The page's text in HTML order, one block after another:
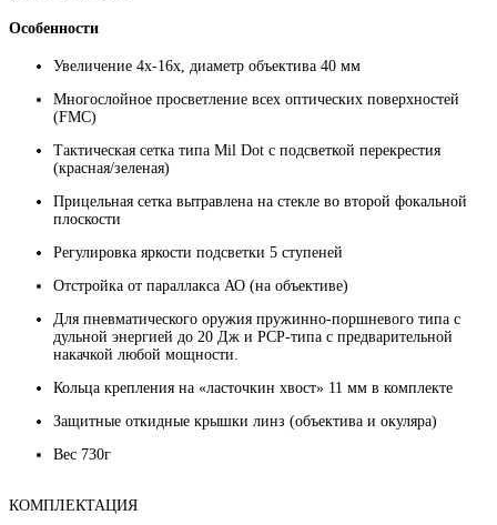
Особенности
Увеличение 4х-16х, диаметр объектива 40 мм
Многослойное просветление всех оптических поверхностей
(FMC)
Тактическая сетка типа Mil Dot с подсветкой перекрестия
(красная/зеленая)
Прицельная сетка вытравлена на стекле во второй фокальной
плоскости
Регулировка яркости подсветки 5 ступеней
Отстройка от параллакса АО (на объективе)
Для пневматического оружия пружинно-поршневого типа с
дульной энергией до 20 Дж и PCP-типа с предварительной
накачкой любой мощности.
Кольца крепления на «ласточкин хвост» 11 мм в комплекте
Защитные откидные крышки линз (объектива и окуляра)
Вес 730г
КОМПЛЕКТАЦИЯ